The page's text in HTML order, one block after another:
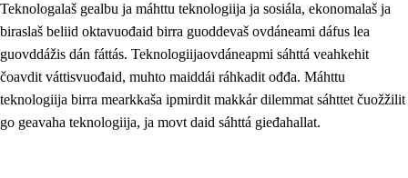
2.5.1 Álbmotdearvvašvuohta ja eallimis birget
2.5.2 Demokratiija ja mielborgárvuohta
2.5.3 Guoddevaš ovdáneapmi
Teknologalaš gealbu ja máhttu teknologiija ja sosiála, ekonomalaš ja
biraslaš beliid oktavuođaid birra guoddevaš ovdáneami dáfus lea
guovddážis dán fáttás. Teknologiijaovdáneapmi sáhttá veahkehit
čoavdit váttisvuođaid, muhto maiddái ráhkadit ođđa. Máhttu
teknologiija birra mearkkaša ipmirdit makkár dilemmat sáhttet čuožžilit
go geavaha teknologiija, ja movt daid sáhttá gieđahallat.